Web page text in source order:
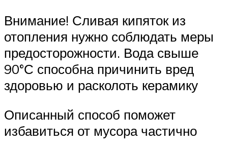
Внимание! Сливая кипяток из
отопления нужно соблюдать меры
предосторожности. Вода свыше
90°С способна причинить вред
здоровью и расколоть керамику
Описанный способ поможет
избавиться от мусора частично